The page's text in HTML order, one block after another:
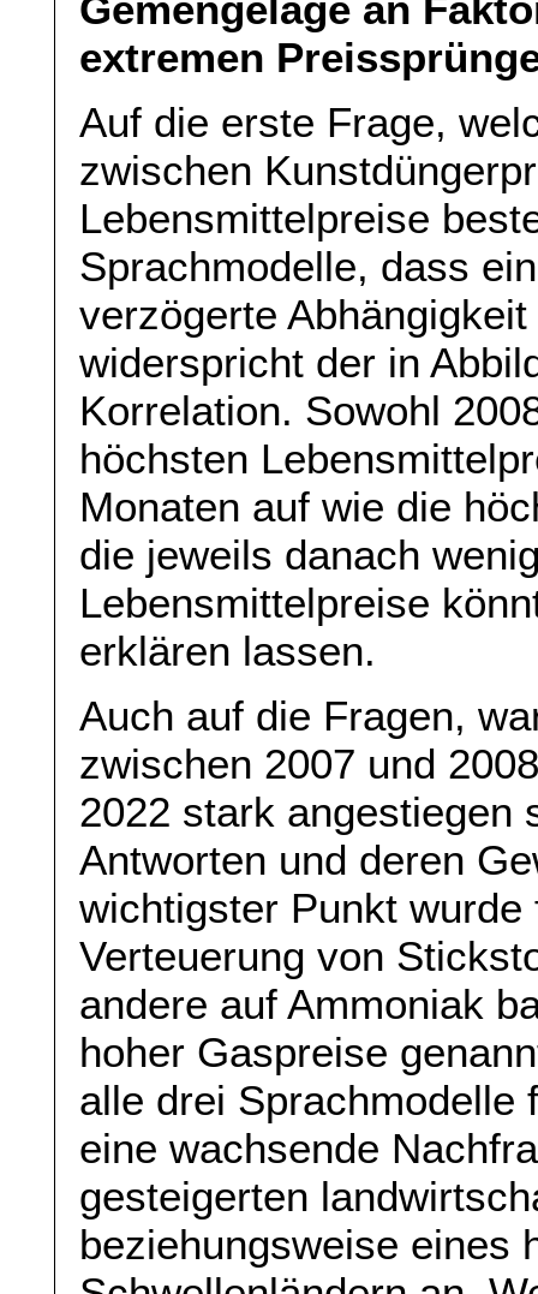
extremen
Auf die erste Frage,
zwischen
Lebensmittelpreise
Sprachmodelle, dass
verzögerte
widerspricht der in
Korrelation. Sowohl
höchsten
Monaten auf wie die
die jeweils danach
Lebensmittelpreise
erklären lassen.
Auch auf die Fragen,
zwischen 2007 und
2022 stark angestiegen
Antworten und deren
wichtigster Punkt
Verteuerung von
andere auf Ammoniak
hoher Gaspreise
alle drei Sprachmodelle
eine wachsende
gesteigerten
beziehungsweise eines